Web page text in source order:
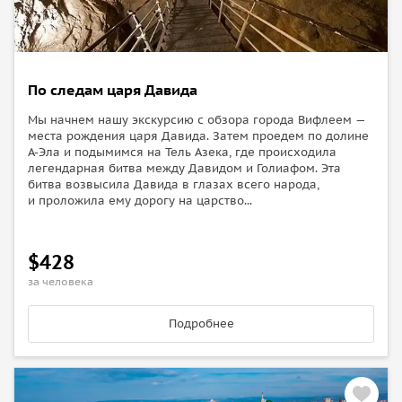
но и сможем прочувствовать как все было на самом деле,
когда жизнь в городе кипела и театр был наполнен
зрителями. Нашему вниманию предстанет светозвуковое
Мы сможем погулять по ожившим улицам и окунуться
в атмосферу тех времен.
Представление является единственным в своем роде
в Израиле и одним из немногих в мире.
По следам царя Давида
Мы начнем нашу экскурсию с обзора города Вифлеем —
места рождения царя Давида. Затем проедем по долине
А-Эла и подымимся на Тель Азека, где происходила
легендарная битва между Давидом и Голиафом. Эта
битва возвысила Давида в глазах всего народа,
и проложила ему дорогу на царство...
$428
за человека
Подробнее